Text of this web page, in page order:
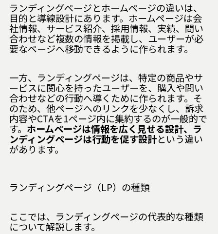
ランディングページとホームページの違いは、
目的と導線設計にあります。ホームページは会
社情報、サービス紹介、採用情報、実績、問い
合わせなど複数の情報を掲載し、ユーザーが必
要なページへ移動できるように作られます。
一方、ランディングページは、特定の商品やサ
ービスに関心を持ったユーザーを、購入や問い
合わせなどの行動へ導くために作られます。そ
のため、他ページへのリンクを少なくし、訴求
内容やCTAを1ページ内に集約するのが一般的で
す。 ホームページは情報を広く見せる設計、ラ
ンディングページは行動を促す設計という違い
があります。
ランディングページ（LP）の種類
ここでは、ランディングページの代表的な種類
について解説します。